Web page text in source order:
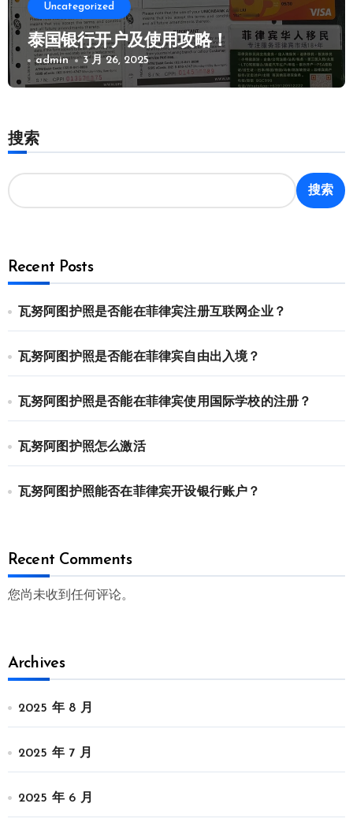
Uncategorized
泰国银行开户及使用攻略！
admin 3 月 26, 2025
搜索
搜索
Recent Posts
瓦努阿图护照是否能在菲律宾注册互联网企业？
瓦努阿图护照是否能在菲律宾自由出入境？
瓦努阿图护照是否能在菲律宾使用国际学校的注册？
瓦努阿图护照怎么激活
瓦努阿图护照能否在菲律宾开设银行账户？
Recent Comments
您尚未收到任何评论。
Archives
2025 年 8 月
2025 年 7 月
2025 年 6 月